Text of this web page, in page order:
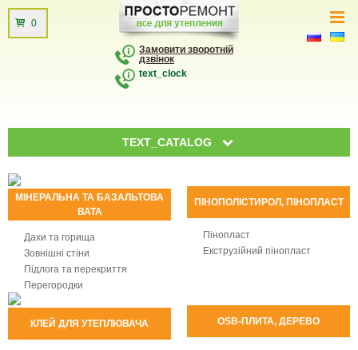
Замовити зворотній
дзвінок
text_clock
0
TEXT_CATALOG
МІНЕРАЛЬНА ТА БАЗАЛЬТОВА
ВАТА
Дахи та горища
Зовнішні стіни
Підлога та перекриття
Перегородки
ПІНОПОЛІСТИРОЛ, ПІНОПЛАСТ
Пінопласт
Екструзійний пінопласт
КЛЕЙ ДЛЯ УТЕПЛЮВАЧА OSB-ПЛИТА, ДЕРЕВО